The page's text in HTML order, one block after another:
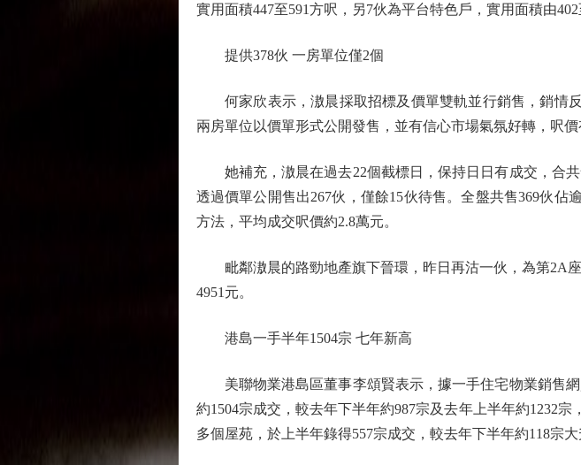
實用面積447至591方呎，另7伙為平台特色戶，實用面積由
提供378伙 一房單位僅2個
何家欣表示，滶晨採取招標及價單雙軌並行銷售，銷情反
兩房單位以價單形式公開發售，並有信心市場氣氛好轉，呎價
她補充，滶晨在過去22個截標日，保持日日有成交，合共
透過價單公開售出267伙，僅餘15伙待售。全盤共售369伙佔
方法，平均成交呎價約2.8萬元。
毗鄰滶晨的路勁地產旗下晉環，昨日再沽一伙，為第2A座
4951元。
港島一手半年1504宗 七年新高
美聯物業港島區董事李頌賢表示，據一手住宅物業銷售網
約1504宗成交，較去年下半年約987宗及去年上半年約1232
多個屋苑，於上半年錄得557宗成交，較去年下半年約118宗